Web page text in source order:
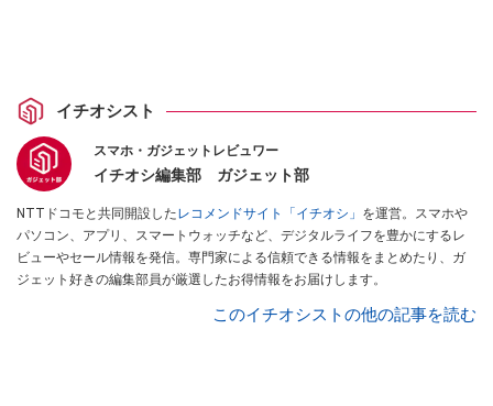
イチオシスト
スマホ・ガジェットレビュワー
イチオシ編集部 ガジェット部
NTTドコモと共同開設したレコメンドサイト「イチオシ」 を運営。スマホや
パソコン、アプリ、スマートウォッチなど、デジタルライフを豊かにするレ
ビューやセール情報を発信。専門家による信頼できる情報をまとめたり、ガ
ジェット好きの編集部員が厳選したお得情報をお届けします。
このイチオシストの他の記事を読む